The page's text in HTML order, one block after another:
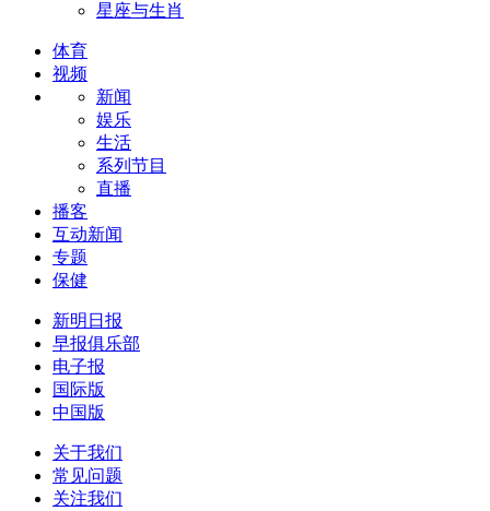
星座与生肖
体育
视频
新闻
娱乐
生活
系列节目
直播
播客
互动新闻
专题
保健
新明日报
早报俱乐部
电子报
国际版
中国版
关于我们
常见问题
关注我们